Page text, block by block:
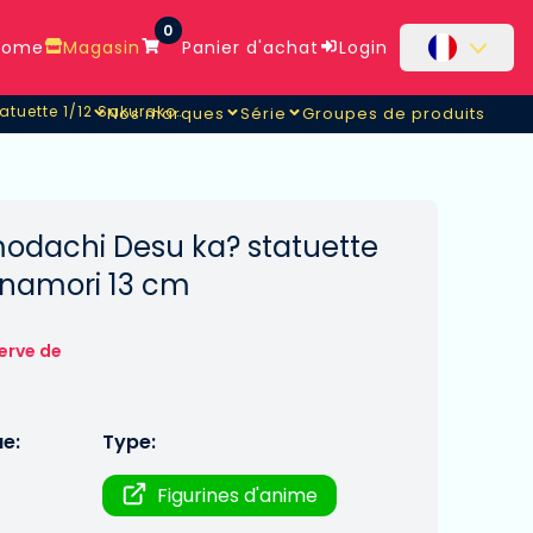
Magasin
0
Panier d'achat Login
1/12 Sakurako Hinamori
Heroine wa Tomodachi Desu ka? statuette 1/12 Sakurako Hinamori
Nos marques Série Groupes de produits
Desu ka? statuette
13 cm
de
Type:
Figurines d'anime